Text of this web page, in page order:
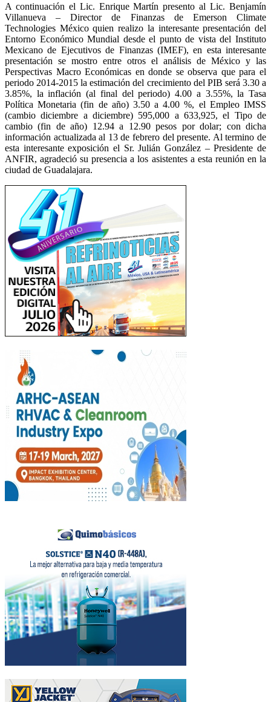
A continuación el Lic. Enrique Martín presento al Lic. Benjamín
Villanueva – Director de Finanzas de Emerson Climate
Technologies México quien realizo la interesante presentación del
Entorno Económico Mundial desde el punto de vista del Instituto
Mexicano de Ejecutivos de Finanzas (IMEF), en esta interesante
presentación se mostro entre otros el análisis de México y las
Perspectivas Macro Económicas en donde se observa que para el
periodo 2014-2015 la estimación del crecimiento del PIB será 3.30 a
3.85%, la inflación (al final del periodo) 4.00 a 3.55%, la Tasa
Política Monetaria (fin de año) 3.50 a 4.00 %, el Empleo IMSS
(cambio diciembre a diciembre) 595,000 a 633,925, el Tipo de
cambio (fin de año) 12.94 a 12.90 pesos por dolar; con dicha
información actualizada al 13 de febrero del presente. Al termino de
esta interesante exposición el Sr. Julián González – Presidente de
ANFIR, agradeció su presencia a los asistentes a esta reunión en la
ciudad de Guadalajara.